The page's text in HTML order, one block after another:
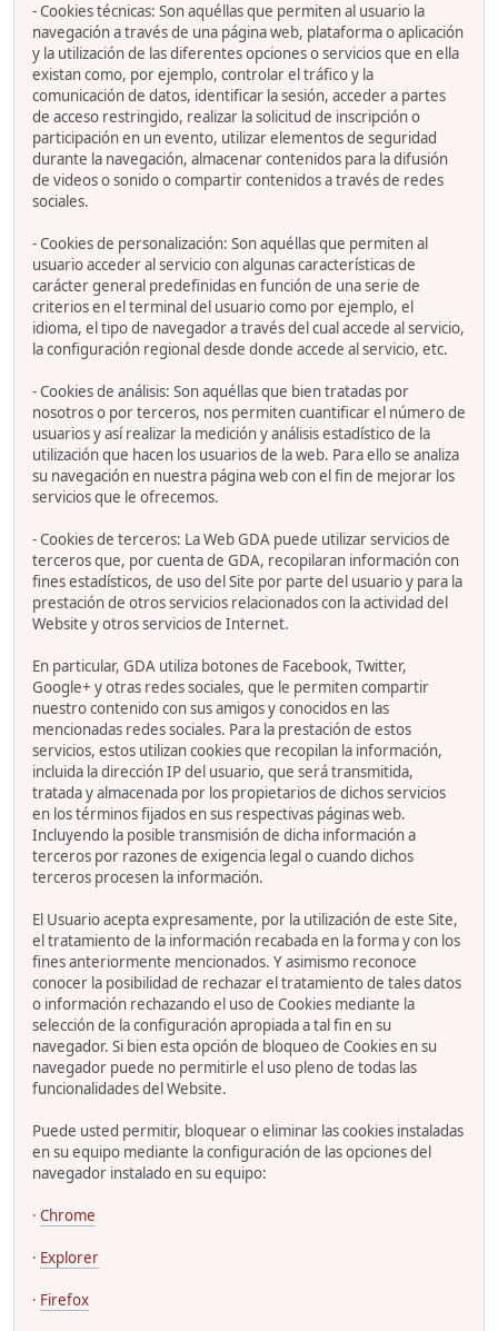
- Cookies técnicas: Son aquéllas que permiten al usuario la
navegación a través de una página web, plataforma o aplicación
y la utilización de las diferentes opciones o servicios que en ella
existan como, por ejemplo, controlar el tráfico y la
comunicación de datos, identificar la sesión, acceder a partes
de acceso restringido, realizar la solicitud de inscripción o
participación en un evento, utilizar elementos de seguridad
durante la navegación, almacenar contenidos para la difusión
de videos o sonido o compartir contenidos a través de redes
sociales.
- Cookies de personalización: Son aquéllas que permiten al
usuario acceder al servicio con algunas características de
carácter general predefinidas en función de una serie de
criterios en el terminal del usuario como por ejemplo, el
idioma, el tipo de navegador a través del cual accede al servicio,
la configuración regional desde donde accede al servicio, etc.
- Cookies de análisis: Son aquéllas que bien tratadas por
nosotros o por terceros, nos permiten cuantificar el número de
usuarios y así realizar la medición y análisis estadístico de la
utilización que hacen los usuarios de la web. Para ello se analiza
su navegación en nuestra página web con el fin de mejorar los
servicios que le ofrecemos.
- Cookies de terceros: La Web GDA puede utilizar servicios de
terceros que, por cuenta de GDA, recopilaran información con
fines estadísticos, de uso del Site por parte del usuario y para la
prestación de otros servicios relacionados con la actividad del
Website y otros servicios de Internet.
En particular, GDA utiliza botones de Facebook, Twitter,
Google+ y otras redes sociales, que le permiten compartir
nuestro contenido con sus amigos y conocidos en las
mencionadas redes sociales. Para la prestación de estos
servicios, estos utilizan cookies que recopilan la información,
incluida la dirección IP del usuario, que será transmitida,
tratada y almacenada por los propietarios de dichos servicios
en los términos fijados en sus respectivas páginas web.
Incluyendo la posible transmisión de dicha información a
terceros por razones de exigencia legal o cuando dichos
terceros procesen la información.
El Usuario acepta expresamente, por la utilización de este Site,
el tratamiento de la información recabada en la forma y con los
fines anteriormente mencionados. Y asimismo reconoce
conocer la posibilidad de rechazar el tratamiento de tales datos
o información rechazando el uso de Cookies mediante la
selección de la configuración apropiada a tal fin en su
navegador. Si bien esta opción de bloqueo de Cookies en su
navegador puede no permitirle el uso pleno de todas las
funcionalidades del Website.
Puede usted permitir, bloquear o eliminar las cookies instaladas
en su equipo mediante la configuración de las opciones del
navegador instalado en su equipo:
· Chrome
· Explorer
· Firefox